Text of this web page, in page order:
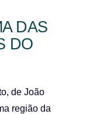
DAS
DO
de João
região da